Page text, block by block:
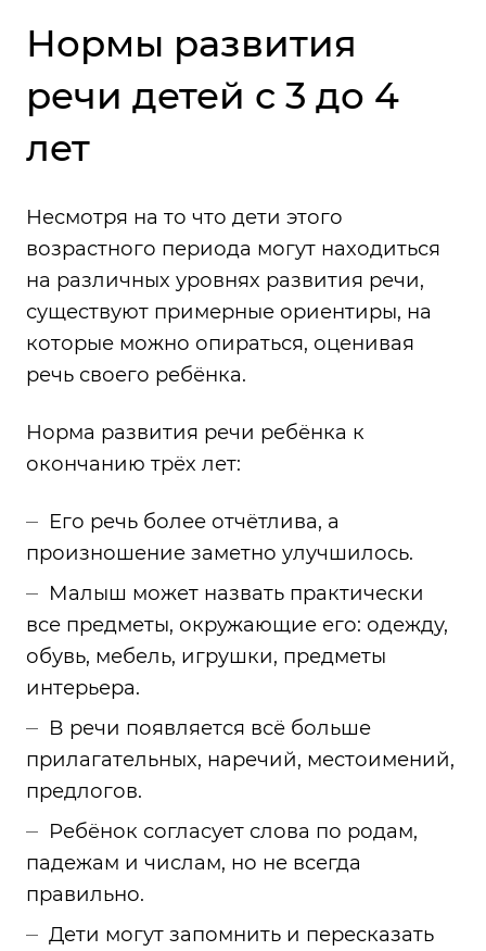
Нормы развития
речи детей с 3 до 4
лет
Несмотря на то что дети этого
возрастного периода могут находиться
на различных уровнях развития речи,
существуют примерные ориентиры, на
которые можно опираться, оценивая
речь своего ребёнка.
Норма развития речи ребёнка к
окончанию трёх лет:
Его речь более отчётлива, а
произношение заметно улучшилось.
Малыш может назвать практически
все предметы, окружающие его: одежду,
обувь, мебель, игрушки, предметы
интерьера.
В речи появляется всё больше
прилагательных, наречий, местоимений,
предлогов.
Ребёнок согласует слова по родам,
падежам и числам, но не всегда
правильно.
Дети могут запомнить и пересказать